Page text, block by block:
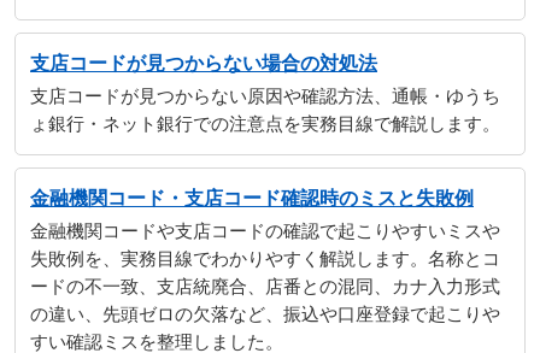
支店コードが見つからない場合の対処法
支店コードが見つからない原因や確認方法、通帳・ゆうち
ょ銀行・ネット銀行での注意点を実務目線で解説します。
金融機関コード・支店コード確認時のミスと失敗例
金融機関コードや支店コードの確認で起こりやすいミスや
失敗例を、実務目線でわかりやすく解説します。名称とコ
ードの不一致、支店統廃合、店番との混同、カナ入力形式
の違い、先頭ゼロの欠落など、振込や口座登録で起こりや
すい確認ミスを整理しました。